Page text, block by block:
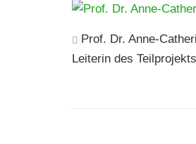
Prof. Dr. Anne-
Leiterin des Teilprojekts